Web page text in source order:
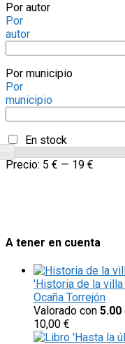
Por autor
Por
autor
Por municipio
Por
municipio
En stock
Precio: 5 € — 19 €
A tener en cuenta
'Historia de la
Ocaña Torrejón
Valorado con 5.00
10,00 €